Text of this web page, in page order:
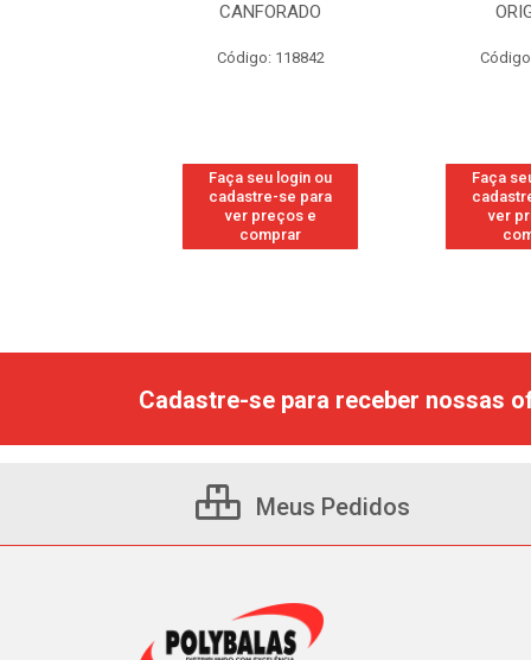
CANFORADO
Código: 118842
Faça seu login ou
cadastre-se para
ver preços e
comprar
Faça
ver
Cadastre-se para receber nossas
Meus Pedidos